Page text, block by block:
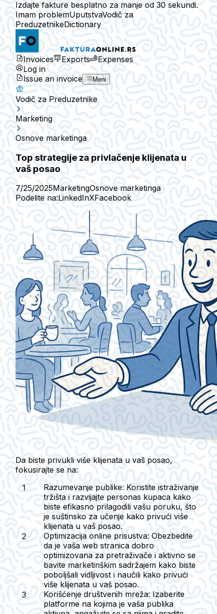
Izdajte fakture besplatno za manje od 30 sekundi.
Imam problemUputstvaVodič za
PreduzetnikeDictionary
Invoices Exports
Expenses
Log in
Issue an invoice
Meni
Vodič za Preduzetnike
Marketing
Osnove marketinga
Top strategije za privlačenje klijenata u
vaš posao
7/25/2025MarketingOsnove marketinga
Podelite na:LinkedInXFacebook
Da biste privukli više klijenata u vaš posao,
fokusirajte se na:
Razumevanje publike: Koristite istraživanje
tržišta i razvijajte personas kupaca kako
biste efikasno prilagodili vašu poruku, što
je suštinsko za učenje kako privući više
klijenata u vaš posao.
Optimizacija online prisustva: Obezbedite
da je vaša web stranica dobro
optimizovana za pretraživače i aktivno se
bavite marketinškim sadržajem kako biste
poboljšali vidljivost i naučili kako privući
više klijenata u vaš posao.
Korišćenje društvenih mreža: Izaberite
platforme na kojima je vaša publika